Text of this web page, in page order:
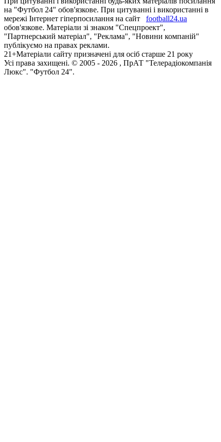
на "Футбол 24" обов'язкове. При цитуванні і використанні в
мережі Інтернет гіперпосилання на сайт
football24.ua
обов'язкове. Матеріали зі знаком "Спецпроект",
"Партнерський матеріал", "Реклама", "Новини компаній"
публікуємо на правах реклами.
21+Матеріали сайту призначені для осіб старше 21 року
Усi права захищенi. © 2005 - 2026 , ПрАТ "Телерадіокомпанія
Люкс". "Футбол 24".